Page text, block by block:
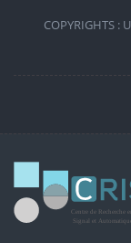
COPYRIGHTS :